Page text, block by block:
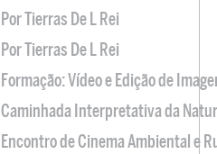
Por Tierras De L Rei
Por Tierras De L Rei
Formação: Vídeo e Edição de
Caminhada Interpretativa da
Encontro de Cinema Ambiental e